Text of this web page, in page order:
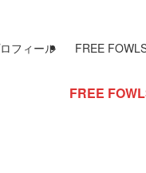
フィール FREE
からのお知らせ